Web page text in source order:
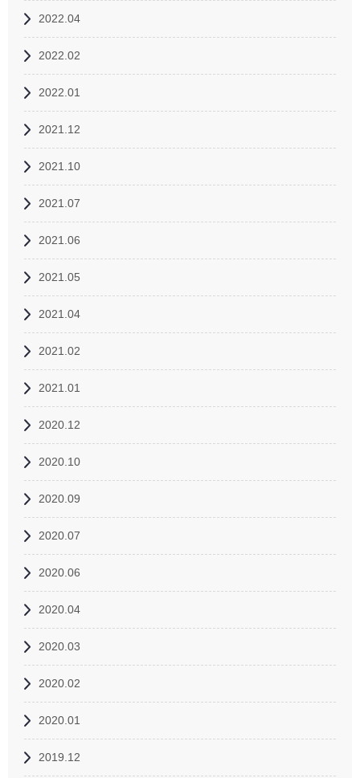
2022.04
2022.02
2022.01
2021.12
2021.10
2021.07
2021.06
2021.05
2021.04
2021.02
2021.01
2020.12
2020.10
2020.09
2020.07
2020.06
2020.04
2020.03
2020.02
2020.01
2019.12